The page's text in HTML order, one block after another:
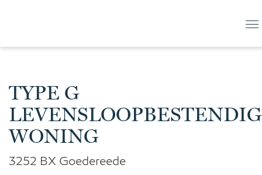
TYPE G
WONING
3252 BX Goedereede